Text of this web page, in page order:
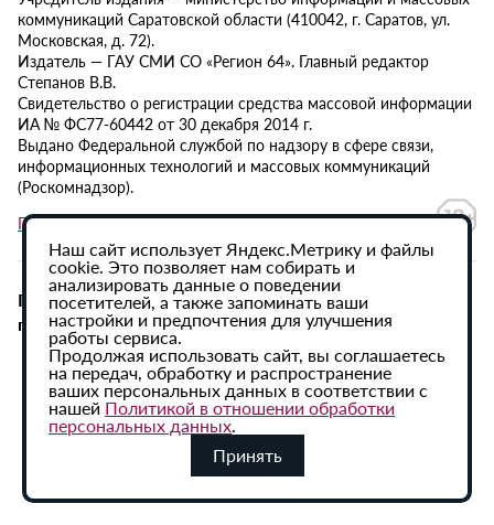
коммуникаций Саратовской области (410042, г. Саратов, ул.
Московская, д. 72).
Издатель — ГАУ СМИ СО «Регион 64». Главный редактор
Степанов В.В.
Свидетельство о регистрации средства массовой информации
ИА № ФС77-60442 от 30 декабря 2014 г.
Выдано Федеральной службой по надзору в сфере связи,
информационных технологий и массовых коммуникаций
(Роскомнадзор).
Политика в отношении обработки персональных данных
При использовании материалов сайта активная
гиперссылка на ИА «Регион 64» обязательна.
Наш сайт использует Яндекс.Метрику и файлы
cookie. Это позволяет нам собирать и
анализировать данные о поведении
посетителей, а также запоминать ваши
настройки и предпочтения для улучшения
работы сервиса.
Продолжая использовать сайт, вы соглашаетесь
на передач, обработку и распространение
ваших персональных данных в соответствии с
нашей Политикой в отношении обработки
персональных данных.
Принять